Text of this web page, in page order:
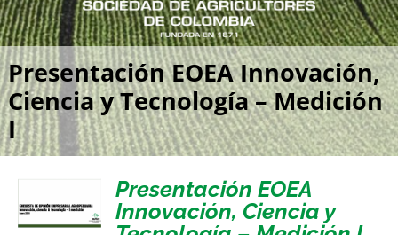
Presentación EOEA Innovación,
Ciencia y Tecnología – Medición
I
Presentación EOEA
Innovación, Ciencia y